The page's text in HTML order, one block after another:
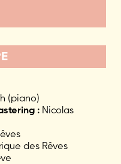
(piano)
: Nicolas
des Rêves